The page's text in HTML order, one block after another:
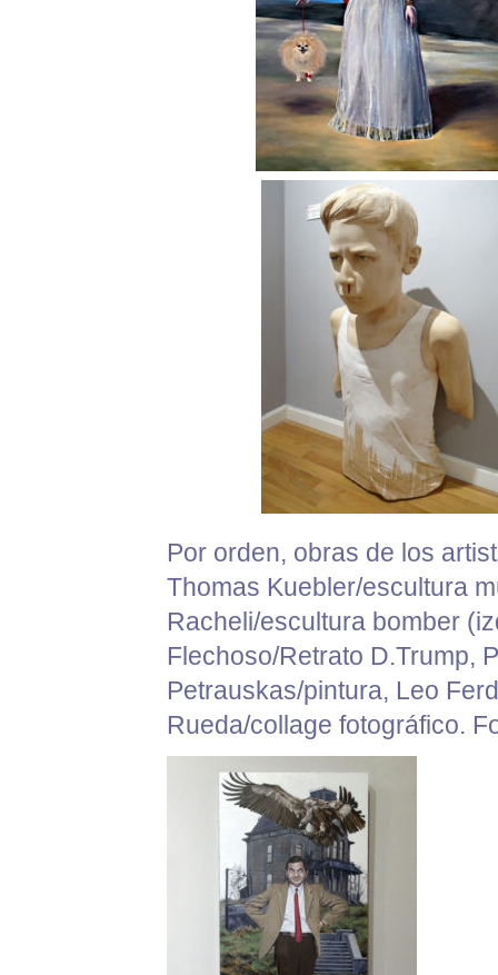
Por orden, obras de los
Thomas Kuebler/escultura
Racheli/escultura bomber
Flechoso/Retrato D.Trump,
Petrauskas/pintura, Leo
Rueda/collage fotográfico.